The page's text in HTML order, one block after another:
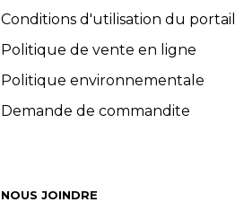
Conditions d'utilisation du portail
Politique de vente en ligne
Politique environnementale
Demande de commandite
NOUS JOINDRE